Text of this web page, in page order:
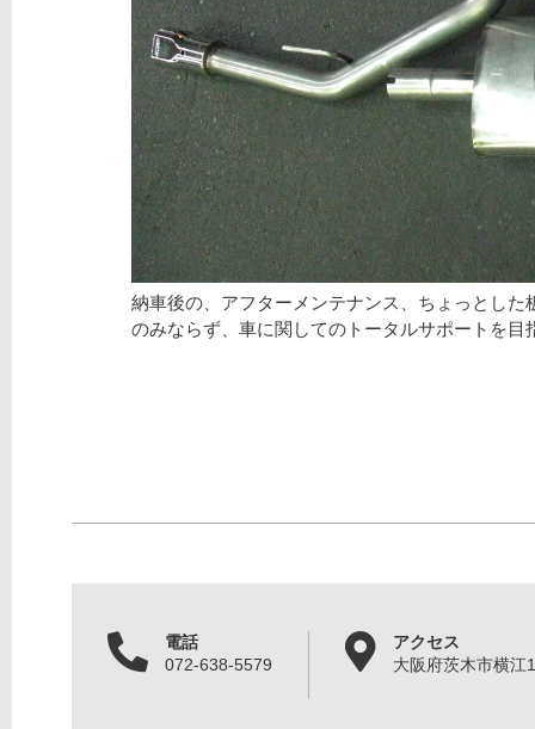
納車後の、アフターメンテナンス、ちょっとした
のみならず、車に関してのトータルサポートを目
電話
072-638-5579
アクセス
大阪府茨木市横江